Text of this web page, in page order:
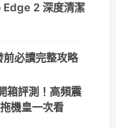
Edge 2 深度清潔
必讀完整攻略
箱評測！高頻震
機皇一次看